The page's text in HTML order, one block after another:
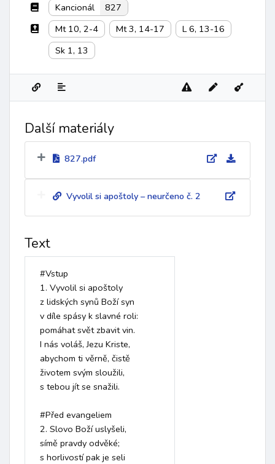
Kancionál
827
Mt 10, 2-4
Mt 3, 14-17
L 6, 13-16
Sk 1, 13
Další materiály
827.pdf
Vyvolil si apoštoly – neurčeno č. 2
Text
#Vstup
1. Vyvolil si apoštoly
z lidských synů Boží syn
v díle spásy k slavné roli:
pomáhat svět zbavit vin.
I nás voláš, Jezu Kriste,
abychom ti věrně, čistě
životem svým sloužili,
s tebou jít se snažili.
#Před evangeliem
2. Slovo Boží uslyšeli,
símě pravdy odvěké;
s horlivostí pak je seli